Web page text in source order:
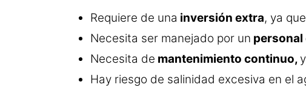
Requiere de una inversión extra, ya
Necesita ser manejado por un personal
Necesita de mantenimiento continuo,
Hay riesgo de salinidad excesiva en el